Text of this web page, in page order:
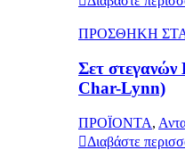
ΠΡΟΣΘΗΚΗ
Σετ
Char-Lynn)
ΠΡΟΪΟΝΤΑ,
Διαβάστε